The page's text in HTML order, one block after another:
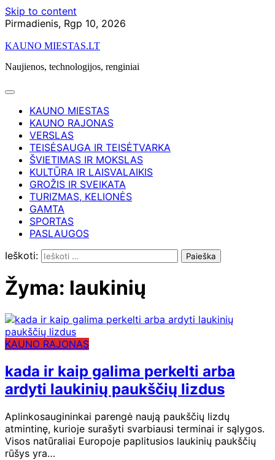
Skip to content
Pirmadienis, Rgp 10, 2026
KAUNO MIESTAS.LT
Naujienos, technologijos, renginiai
KAUNO MIESTAS
KAUNO RAJONAS
VERSLAS
TEISĖSAUGA IR TEISĖTVARKA
ŠVIETIMAS IR MOKSLAS
KULTŪRA IR LAISVALAIKIS
GROŽIS IR SVEIKATA
TURIZMAS, KELIONĖS
GAMTA
SPORTAS
PASLAUGOS
Ieškoti:
Žyma: laukinių
KAUNO RAJONAS
kada ir kaip galima perkelti arba
ardyti laukinių paukščių lizdus
Aplinkosaugininkai parengė naują paukščių lizdų
atmintinę, kurioje surašyti svarbiausi terminai ir sąlygos.
Visos natūraliai Europoje paplitusios laukinių paukščių
rūšys yra…